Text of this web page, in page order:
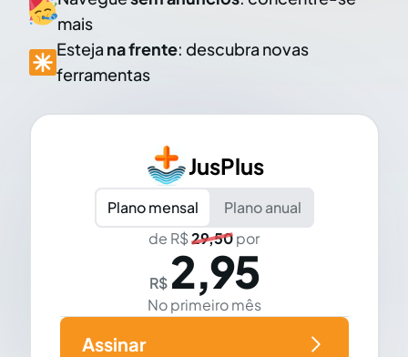
mais
Esteja na frente: descubra novas
ferramentas
JusPlus
Plano mensal
Plano anual
de R$29,50por
R$ 2,95
No primeiro mês
Assinar